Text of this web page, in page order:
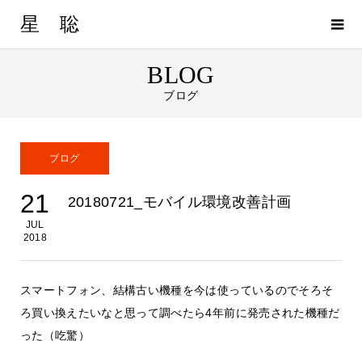
星 聡
BLOG
ブログ
ブログ
21
JUL
2018
20180721_モバイル環境改善計画
スマートフォン、結構古い機種を今は使っているのでそろそ
ろ買い換えたいなと思って調べたら4年前に発売された機種だ
った（吃驚）